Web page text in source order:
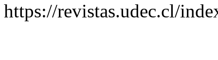
https://revistas.udec.cl/